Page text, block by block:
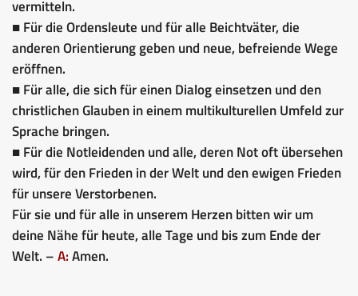
vermitteln.
■ Für die Ordensleute und für alle Beichtväter, die
anderen Orientierung geben und neue, befreiende Wege
eröffnen.
■ Für alle, die sich für einen Dialog einsetzen und den
christlichen Glauben in einem multikulturellen Umfeld zur
Sprache bringen.
■ Für die Notleidenden und alle, deren Not oft übersehen
wird, für den Frieden in der Welt und den ewigen Frieden
für unsere Verstorbenen.
Für sie und für alle in unserem Herzen bitten wir um
deine Nähe für heute, alle Tage und bis zum Ende der
Welt. –A:Amen.